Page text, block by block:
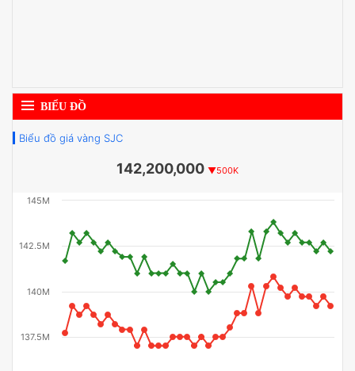
BIỂU ĐỒ
Biểu đồ giá vàng SJC
142,200,000 ▼500K
140M
137.5M
142.5M
145M